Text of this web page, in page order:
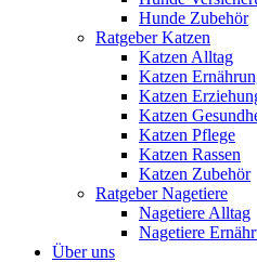
Hunde Zubehör
Ratgeber Katzen
Katzen Alltag
Katzen
Katzen
Katzen
Katzen Pflege
Katzen Rassen
Katzen Zubehör
Ratgeber Nagetiere
Nagetiere Alltag
Nagetiere
Über uns